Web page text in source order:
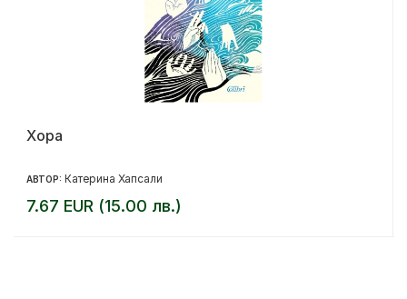
Хора
АВТОР: Катерина Хапсали
7.67 EUR (15.00 лв.)